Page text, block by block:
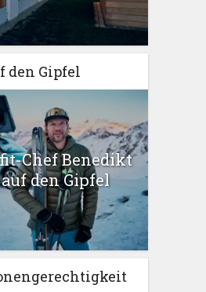
den Gipfel
Chef Benedikt
den Gipfel